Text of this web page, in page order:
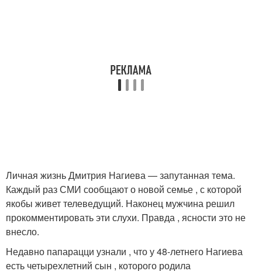
Личная жизнь Дмитрия Нагиева — запутанная тема.
Каждый раз СМИ сообщают о новой семье , с которой
якобы живет телеведущий. Наконец мужчина решил
прокомментировать эти слухи. Правда , ясности это не
внесло.
Недавно папарацци узнали , что у 48-летнего Нагиева
есть четырехлетний сын , которого родила